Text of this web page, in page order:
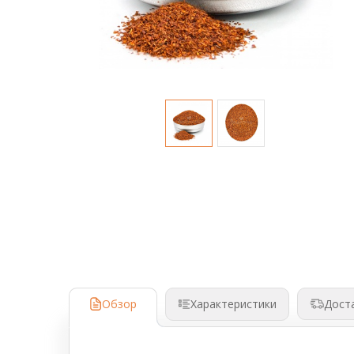
Аксессуары для барменов и бариста
Кофейное оборудование
Кондитерское и хлебопекарное
Кулеры и помпы для воды
Санитарно-гигиеническое
Обзор Характеристики